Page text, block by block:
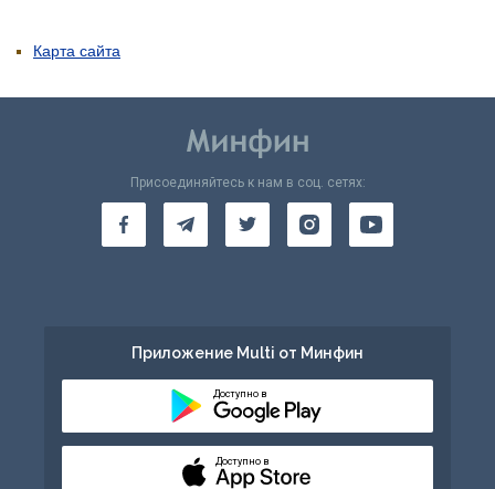
Карта сайта
Присоединяйтесь к нам в соц. сетях:
Приложение Multi от Минфин
Доступно в
Доступно в